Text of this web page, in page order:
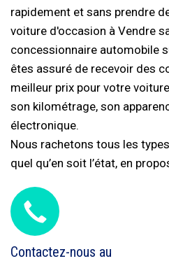
rapidement et sans prendre
voiture d'occasion à Vendre
concessionnaire automobile
êtes assuré de recevoir des
meilleur prix pour votre
son kilométrage, son
électronique.
Nous rachetons tous les
quel qu’en soit l’état, en
Contactez-nous au